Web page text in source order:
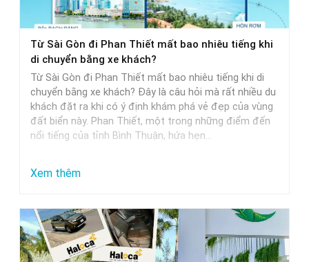
Thiết
Khởi
Hành
Nhất
Từ Sài Gòn đi Phan Thiết mất bao nhiêu tiếng khi
di chuyển bằng xe khách?
Từ Sài Gòn đi Phan Thiết mất bao nhiêu tiếng khi di
chuyển bằng xe khách? Đây là câu hỏi mà rất nhiều du
khách đặt ra khi có ý định khám phá vẻ đẹp của vùng
đất biển này. Phan Thiết, một trong những điểm đến
nổi tiếng của tỉnh Bình Thuận, hứa hẹn…
Xem thêm:
Sài
Gòn
đi